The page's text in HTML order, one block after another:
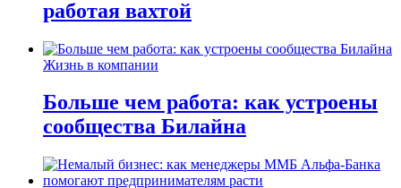
работая вахтой
Жизнь в компании
Больше чем работа: как устроены
сообщества Билайна